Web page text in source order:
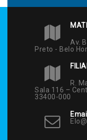
Av.
Preto - Belo
R.
Sala 116 –
33400-000